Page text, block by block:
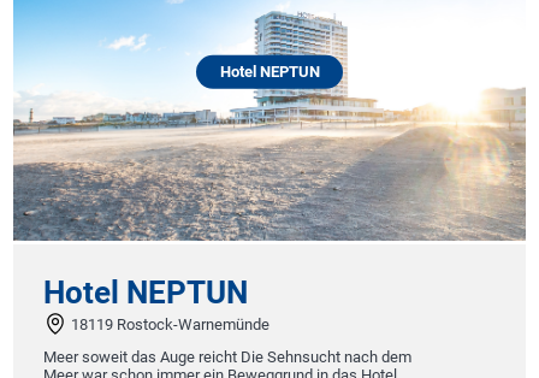
Hotel NEPTUN
Hotel NEPTUN
18119 Rostock-Warnemünde
Meer soweit das Auge reicht Die Sehnsucht nach dem